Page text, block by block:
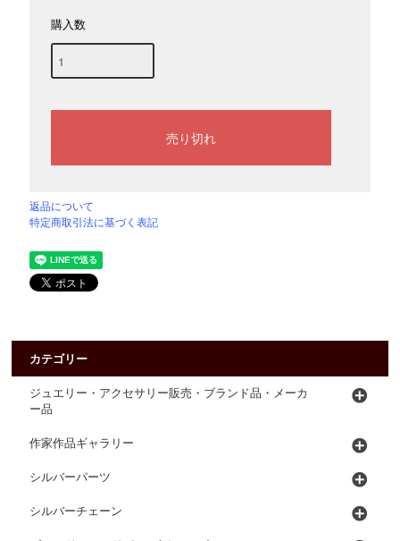
購入数
返品について
特定商取引法に基づく表記
カテゴリー
ジュエリー・アクセサリー販売・ブランド品・メーカ
ー品
作家作品ギャラリー
シルバーパーツ
シルバーチェーン